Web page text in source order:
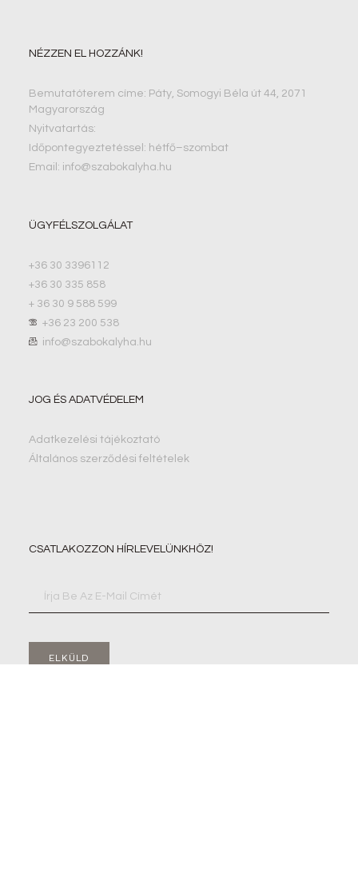
NÉZZEN EL HOZZÁNK!
Bemutatóterem címe​: Páty, Somogyi Béla út 44, 2071
Magyarország
Nyitvatartás:
Időpontegyeztetéssel: hétfő–szombat
Email: info@szabokalyha.hu
ÜGYFÉLSZOLGÁLAT
+36 30 3396112
+36 30 335 858
+ 36 30 9 588 599
+36 23 200 538
info@szabokalyha.hu
JOG ÉS ADATVÉDELEM
Adatkezelési tájékoztató
Általános szerződési feltételek
CSATLAKOZZON HÍRLEVELÜNKHÖZ!
ELKÜLD